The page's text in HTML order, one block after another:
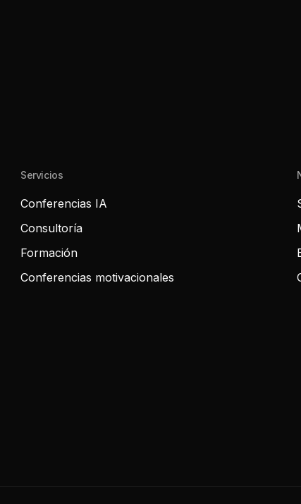
Servicios
Conferencias IA
Consultoría
Formación
Conferencias motivacionales